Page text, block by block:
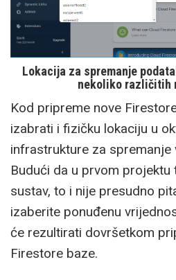
Lokacija za spremanje
nekoliko različitih
Kod pripreme nove
izabrati i fizičku lokaciju u
infrastrukture za spremanje
Budući da u prvom projektu
sustav, to i nije presudno
izaberite ponuđenu
će rezultirati dovršetkom
Firestore baze.